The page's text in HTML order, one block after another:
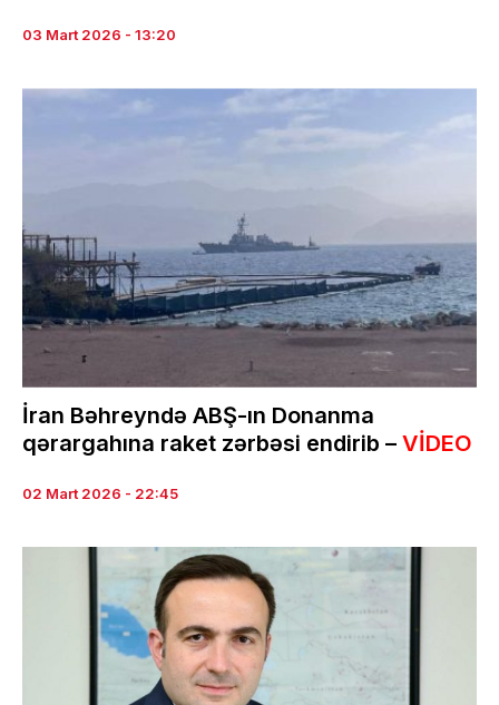
03 Mart 2026 - 13:20
İran Bəhreyndə ABŞ-ın Donanma
qərargahına raket zərbəsi endirib – VİDEO
02 Mart 2026 - 22:45